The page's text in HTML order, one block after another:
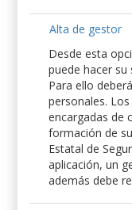
Alta de gestor
Desde esta
puede hacer
Para ello
personales.
encargadas de
formación de
Estatal de
aplicación, un
además debe